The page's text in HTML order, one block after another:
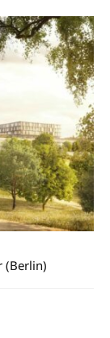
(Berlin)